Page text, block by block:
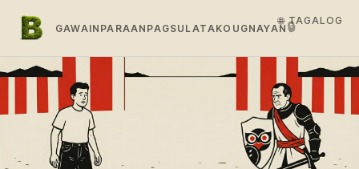
GAWAIN PARAAN PAGSULATAKO UGNAYAN 🔒
🌐 TAGALOG